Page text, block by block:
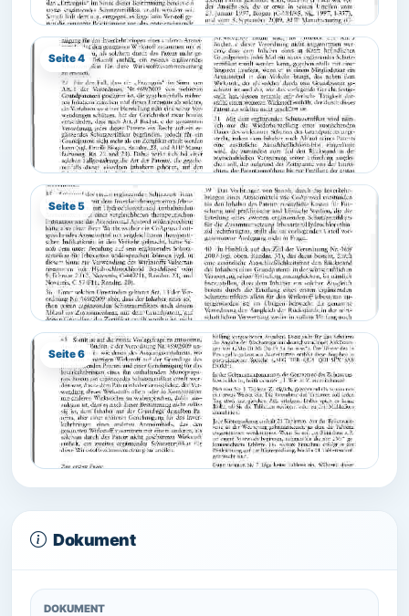
Seite 4
Seite 5
Seite 6
Dokument
DOKUMENT